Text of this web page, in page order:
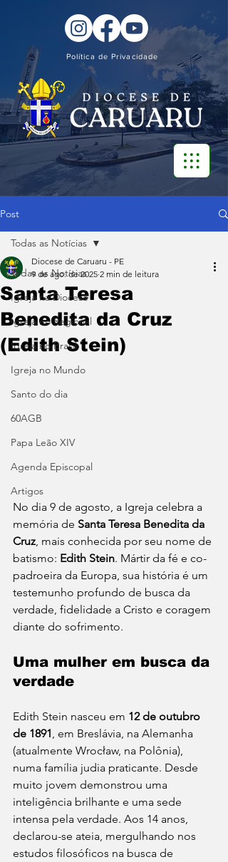
Política de Privacidade
Post
Todas as Notícias
Igreja na Diocese
Igreja no Regional
Igreja no Brasil
Igreja no Mundo
Santo do dia
60AGB
Papa Leão XIV
Agenda Episcopal
Artigos
Todas as Notícias
Santa Teresa
Benedita da Cruz
(Edith Stein)
Diocese de Caruaru - PE
9 de ago. de 2025 2 min de leitura
No dia 9 de agosto, a Igreja celebra a
memória de Santa Teresa Benedita da
Cruz, mais conhecida por seu nome de
batismo: Edith Stein. Mártir da fé e co-
padroeira da Europa, sua história é um
testemunho profundo de busca da
verdade, fidelidade a Cristo e coragem
diante do sofrimento.
Uma mulher em busca da
verdade
Edith Stein nasceu em 12 de outubro
de 1891, em Breslávia, na Alemanha
(atualmente Wrocław, na Polônia),
numa família judia praticante. Desde
muito jovem demonstrou uma
inteligência brilhante e uma sede
intensa pela verdade. Aos 14 anos,
declarou-se ateia, mergulhando nos
estudos filosóficos na busca de